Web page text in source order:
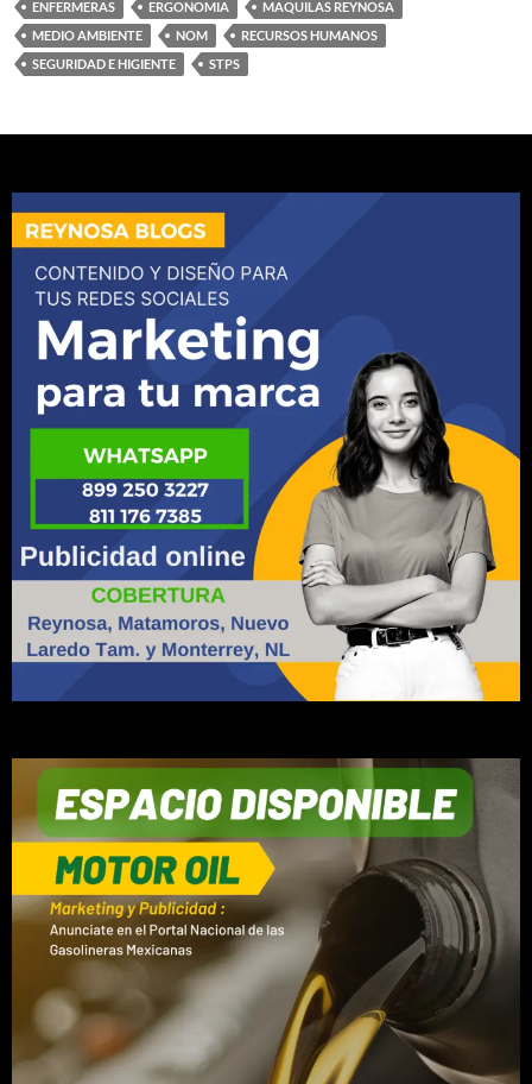
ENFERMERAS
ERGONOMIA
MAQUILAS REYNOSA
MEDIO AMBIENTE
NOM
RECURSOS HUMANOS
SEGURIDAD E HIGIENTE
STPS